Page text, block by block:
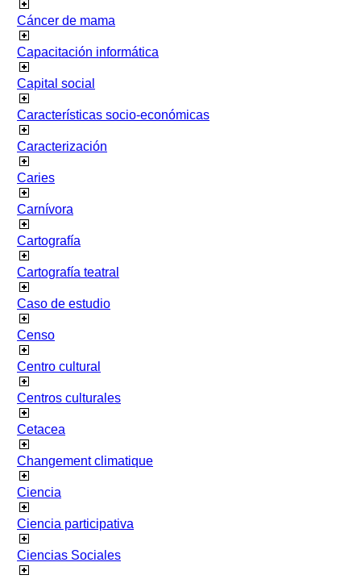
Cáncer de mama
Capacitación informática
Capital social
Características socio-económicas
Caracterización
Caries
Carnívora
Cartografía
Cartografía teatral
Caso de estudio
Censo
Centro cultural
Centros culturales
Cetacea
Changement climatique
Ciencia
Ciencia participativa
Ciencias Sociales